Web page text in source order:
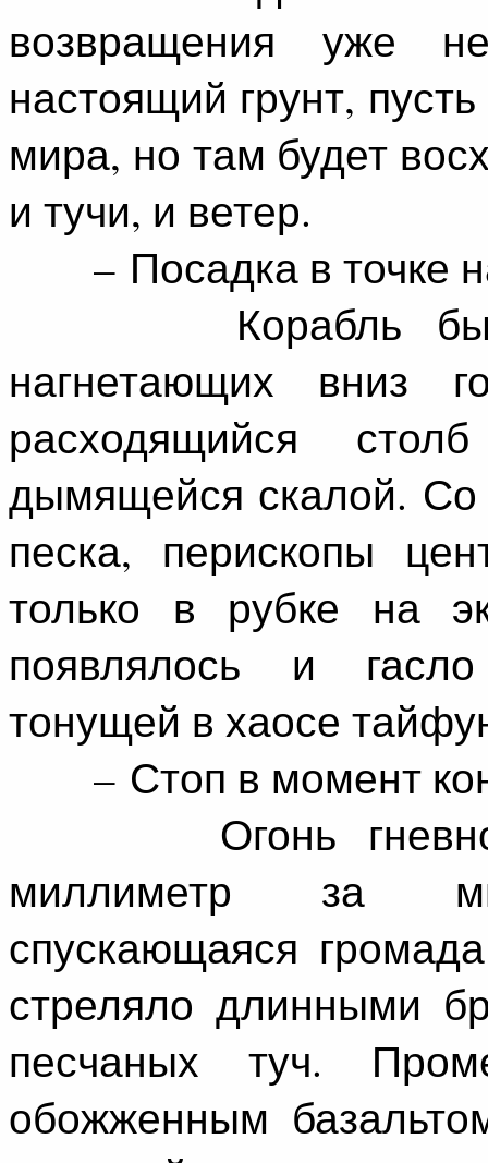
возвращения уже
настоящий грунт,
мира, но там будет
и тучи, и ветер.
– Посадка в точке
Корабль был
нагнетающих вниз
расходящийся
дымящейся скалой. Со
песка, перископы
только в рубке на
появлялось и
тонущей в хаосе
– Стоп в момент
Огонь гневно
миллиметр за
спускающаяся
стреляло длинными
песчаных туч.
обожженным